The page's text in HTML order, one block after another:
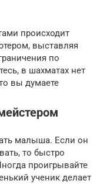
происходит
выставляя
по
в шахматах нет
вы думаете
малыша. Если он
то быстро
проигрывайте
ученик делает